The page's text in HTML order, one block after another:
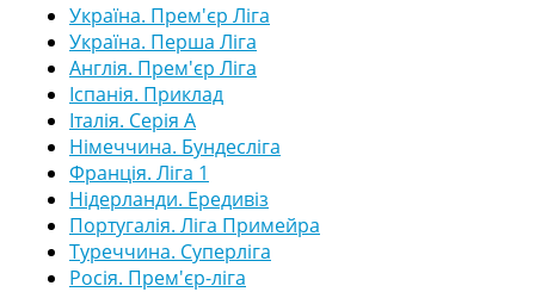
Україна. Прем'єр Ліга
Україна. Перша Ліга
Англія. Прем'єр Ліга
Іспанія. Приклад
Італія. Серія А
Німеччина. Бундесліга
Франція. Ліга 1
Нідерланди. Ередивіз
Португалія. Ліга Примейра
Туреччина. Суперліга
Росія. Прем'єр-ліга